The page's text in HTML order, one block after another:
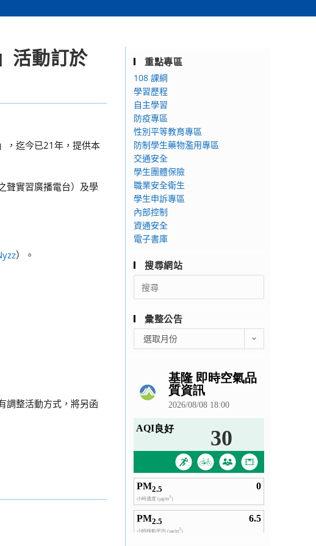
活動訂於
，迄今已21年，提供本
聲實習廣播電台）及學
）。
調整活動方式，將另函
重點專區
108 課綱
學習歷程
自主學習
防疫專區
性別平等教育專區
防制學生藥物濫用專區
交通安全
學生團體保險
職業安全衛生
學生申訴專區
內部控制
資通安全
電子書庫
搜尋網站
Search
for:
彙整公告
整
選取月份